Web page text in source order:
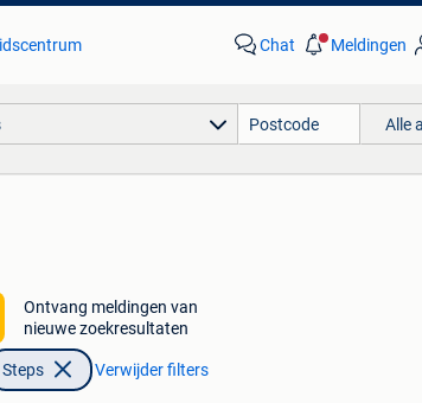
Chat Meldingen
Alle
Ontvang meldingen van
nieuwe zoekresultaten
Steps Verwijder filters